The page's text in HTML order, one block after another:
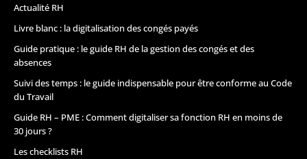
Actualité RH
Livre blanc : la digitalisation des congés payés
Guide pratique : le guide RH de la gestion des congés et des
absences
Suivi des temps : le guide indispensable pour être conforme au Code
du Travail
Guide RH – PME : Comment digitaliser sa fonction RH en moins de
30 jours ?
Les checklists RH